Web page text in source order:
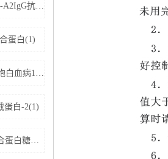
膜联蛋白-A2IgG抗体(1)
蛋白(1)
T淋巴细胞白血病1+2型病毒(1)
蛋白-2(1)
Mac-2结合蛋白糖基化异构体(1)